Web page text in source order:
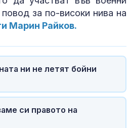
за по-високи нива на
Марин Райков.
ни не летят бойни
си правото на
Топлинен удар и
кърмачета: какво
Кървене след секс –
трябва ли да се